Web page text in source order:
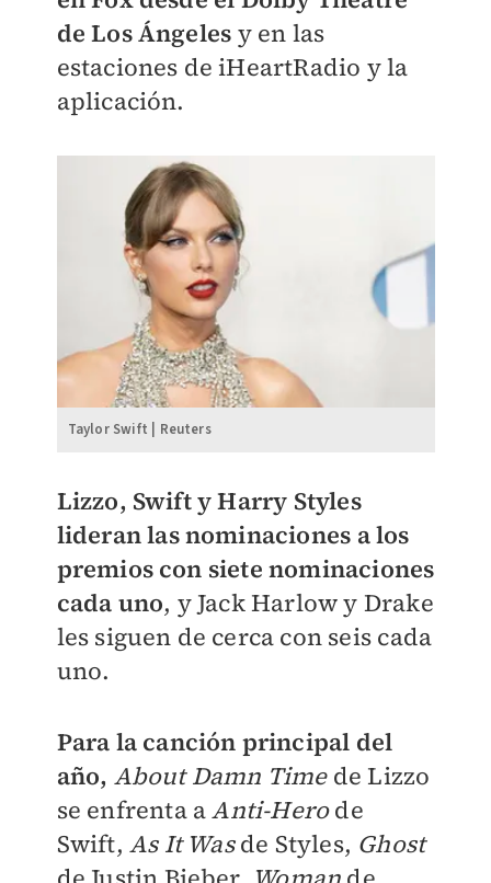
de Los Ángeles y en las
estaciones de iHeartRadio y la
aplicación.
Taylor Swift | Reuters
Lizzo, Swift y Harry Styles
lideran las nominaciones a los
premios con siete nominaciones
cada uno, y Jack Harlow y Drake
les siguen de cerca con seis cada
uno.
Para la canción principal del
año, About Damn Time de Lizzo
se enfrenta aAnti-Herode
Swift, As It Wasde Styles, Ghost